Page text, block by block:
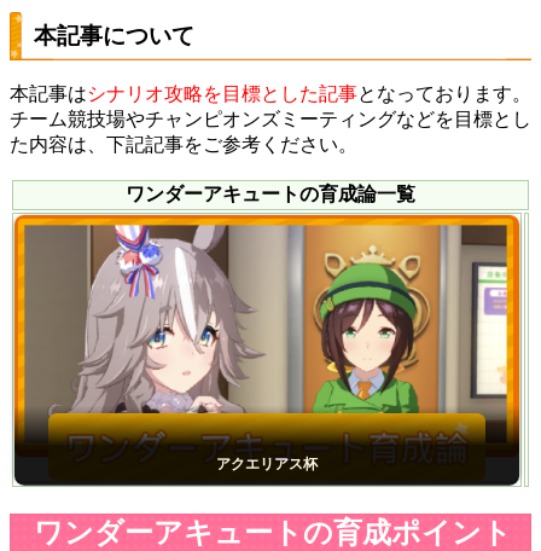
本記事について
本記事はシナリオ攻略を目標とした記事となっております。
チーム競技場やチャンピオンズミーティングなどを目標とし
た内容は、下記記事をご参考ください。
ワンダーアキュートの育成論一覧
アクエリアス杯
ワンダーアキュートの育成ポイント